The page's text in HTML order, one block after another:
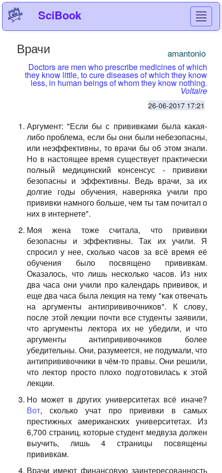
SciBook
Врачи amantonio
Doctors are men who prescribe medicines of which
they know little, to cure diseases of which they know
less, in human beings of whom they know nothing.
Voltaire
26-06-2017 17:21
Аргумент: "Если бы с прививками была какая-
либо проблема, если бы они были небезопасны,
или неэффективны, то врачи бы об этом знали.
Но в настоящее время существует практически
полный медицинский консенсус - прививки
безопасны и эффективны. Ведь врачи, за их
долгие годы обучения, наверняка учили про
прививки намного больше, чем ты там почитал о
них в интернете".
Моя жена тоже считала, что прививки
безопасны и эффективны. Так их учили. Я
спросил у нее, сколько часов за всё время её
обучения было посвящено прививкам.
Оказалось, что лишь несколько часов. Из них
два часа они учили про календарь прививок, и
еще два часа была лекция на тему "как отвечать
на аргументы антипрививочников". К слову,
после этой лекции почти все студенты заявили,
что аргументы лектора их не убедили, и что
аргументы антипрививочников более
убедительны. Они, разумеется, не подумали, что
антипрививочники в чём-то правы. Они решили,
что лектор просто плохо подготовилась к этой
лекции.
Но может в других университетах всё иначе?
Вот, сколько учат про прививки в самых
престижных американских университетах. Из
6,700 страниц, которые студент медвуза должен
выучить, лишь 4 страницы посвящены
прививкам.
Врачи имеют финансовую заинтересованность